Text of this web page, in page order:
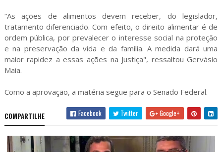
“As ações de alimentos devem receber, do legislador,
tratamento diferenciado. Com efeito, o direito alimentar é de
ordem pública, por prevalecer o interesse social na proteção
e na preservação da vida e da família. A medida dará uma
maior rapidez a essas ações na Justiça", ressaltou Gervásio
Maia.
Como a aprovação, a matéria segue para o Senado Federal.
COMPARTILHE Facebook Twitter Google+